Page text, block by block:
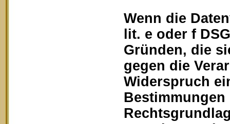
Wenn die
lit. e oder f
Gründen, die
gegen die
Widerspruch